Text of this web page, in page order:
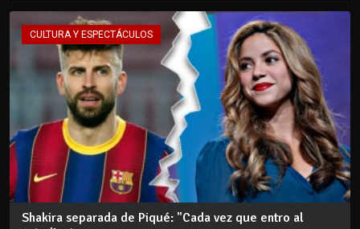
CULTURA Y ESPECTÁCULOS
Shakira separada de Piqué: "Cada vez que entro al